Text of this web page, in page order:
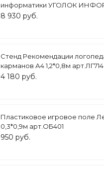
информатики УГОЛОК
5 секционный 1,7*0,92м 10
8 930 руб.
Стенд Рекомендации
карманов А4 1,2*0,8м арт.ЛГ714
4 180 руб.
Пластиковое игровое поле
0,3*0,9м арт.ОБ401
950 руб.